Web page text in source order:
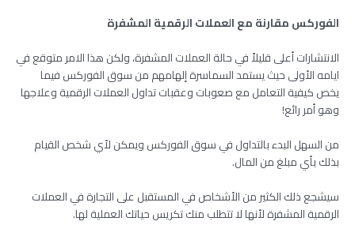
الفوركس مقارنة مع العملات الرقمية المشفرة
الانتشارات أعلى قليلاً في حالة العملات المشفرة، ولكن هذا الامر متوقع في
ايامه الأولى حيث يستمد السماسرة إلهامهم من سوق الفوركس فيما
يخص كيفية التعامل مع صعوبات وعقبات تداول العملات الرقمية وعلاجها
وهو أمر رائع!
من السهل البدء بالتداول في سوق الفوركس ويمكن لأي شخص القيام
بذلك بأي مبلغ من المال.
سيشجع ذلك الكثير من الأشخاص في المستقبل على التجارة في العملات
الرقمية المشفرة لأنها لا تتطلب منك تكريس حياتك العملية لها.